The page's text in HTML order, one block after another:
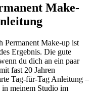
Make-
Permanent Make-up ist
Ergebnis. Die gute
du dich an ein paar
fast 20 Jahren
Tag-für-Tag Anleitung –
meinem Studio im